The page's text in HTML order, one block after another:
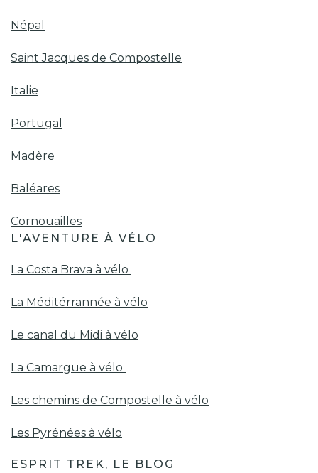
Népal
Saint Jacques de Compostelle
Italie
Portugal
Madère
Baléares
Cornouailles
L'AVENTURE À VÉLO
La Costa Brava à vélo
La Méditérrannée à vélo
Le canal du Midi à vélo
La Camargue à vélo
Les chemins de Compostelle à vélo
Les Pyrénées à vélo
ESPRIT TREK, LE BLOG